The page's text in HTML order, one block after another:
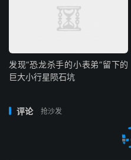
发现“恐龙杀手的小表弟”留下的
巨大小行星陨石坑
评论 抢沙发